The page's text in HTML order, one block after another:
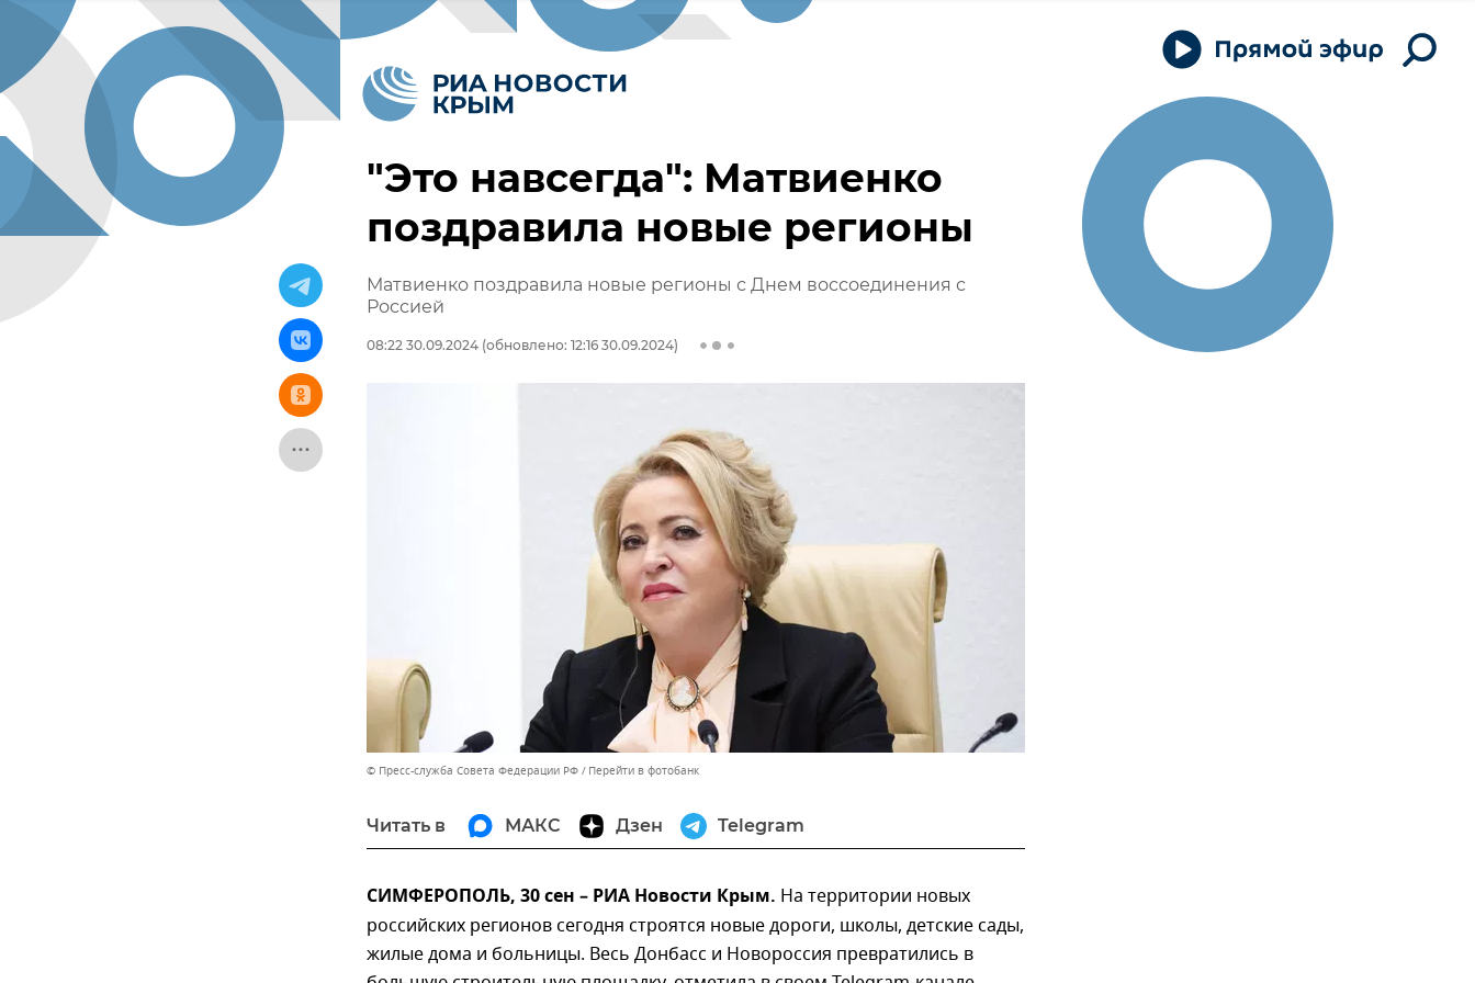
"Это навсегда": Матвиенко
поздравила новые регионы
Матвиенко поздравила новые регионы с Днем воссоединения с
Россией
08:22 30.09.2024 (обновлено: 12:16 30.09.2024)
© Пресс-служба Совета Федерации РФ Перейти в фотобанк
Читать в МАКС Дзен Telegram
СИМФЕРОПОЛЬ, 30 сен – РИА Новости Крым. На территории новых
российских регионов сегодня строятся новые дороги, школы, детские сады,
жилые дома и больницы. Весь Донбасс и Новороссия превратились в